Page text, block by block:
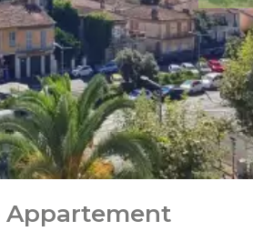
Appartement